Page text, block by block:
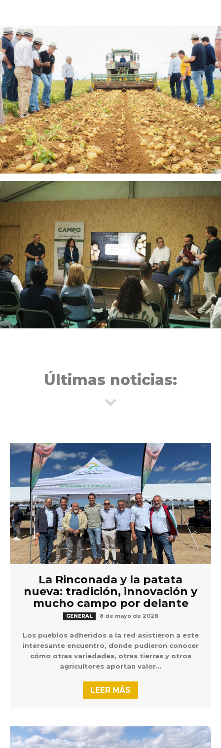
Últimas noticias:
La Rinconada y la patata
nueva: tradición, innovación y
mucho campo por delante
GENERAL 8 de mayo de 2026
Los pueblos adheridos a la red asistieron a este
interesante encuentro, donde pudieron conocer
cómo otras variedades, otras tierras y otros
agricultores aportan valor...
LEER MÁS